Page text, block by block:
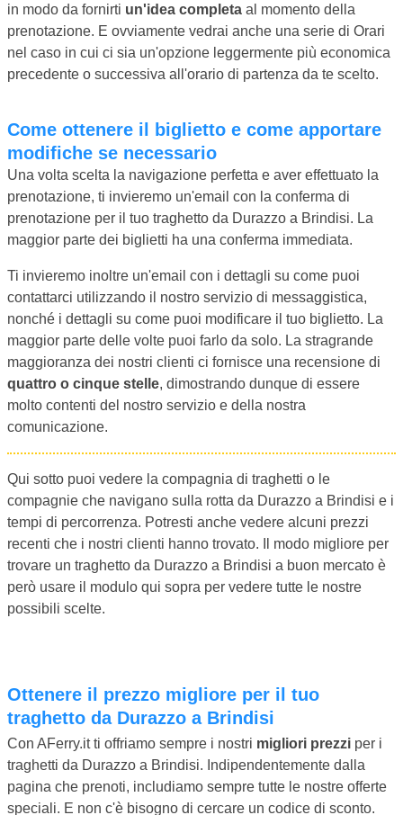
in modo da fornirti un'idea completa al momento della
prenotazione. E ovviamente vedrai anche una serie di Orari
nel caso in cui ci sia un'opzione leggermente più economica
precedente o successiva all'orario di partenza da te scelto.
Come ottenere il biglietto e come apportare
modifiche se necessario
Una volta scelta la navigazione perfetta e aver effettuato la
prenotazione, ti invieremo un'email con la conferma di
prenotazione per il tuo traghetto da Durazzo a Brindisi. La
maggior parte dei biglietti ha una conferma immediata.
Ti invieremo inoltre un'email con i dettagli su come puoi
contattarci utilizzando il nostro servizio di messaggistica,
nonché i dettagli su come puoi modificare il tuo biglietto. La
maggior parte delle volte puoi farlo da solo. La stragrande
maggioranza dei nostri clienti ci fornisce una recensione di
quattro o cinque stelle, dimostrando dunque di essere
molto contenti del nostro servizio e della nostra
comunicazione.
Qui sotto puoi vedere la compagnia di traghetti o le
compagnie che navigano sulla rotta da Durazzo a Brindisi e i
tempi di percorrenza. Potresti anche vedere alcuni prezzi
recenti che i nostri clienti hanno trovato. Il modo migliore per
trovare un traghetto da Durazzo a Brindisi a buon mercato è
però usare il modulo qui sopra per vedere tutte le nostre
possibili scelte.
Ottenere il prezzo migliore per il tuo
traghetto da Durazzo a Brindisi
Con AFerry.it ti offriamo sempre i nostri migliori prezzi per i
traghetti da Durazzo a Brindisi. Indipendentemente dalla
pagina che prenoti, includiamo sempre tutte le nostre offerte
speciali. E non c'è bisogno di cercare un codice di sconto.